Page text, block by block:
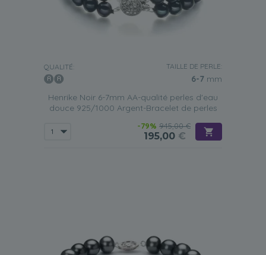
magnifique bracelet en perles d'eau douce noires
compléter sa collection de bijoux. Comme nous l'avons
Pourquoi ne pas surprendre votre moitié avec l'un des
bracelets de notre collection? Optez pour un mélange de
perles noires et blanches si votre peau est moyennement
foncée. Un bracelet composé uniquement de perles
noires sera plus élégant si votre partenaire a le teint plus
clair et les cheveux clairs.
QUALITÉ: TAILLE DE PERLE:
6-7 mm
Henrike Noir 6-7mm AA-qualité perles d'eau
douce 925/1000 Argent-Bracelet de perles
-79% 945,00 €
195,00 €